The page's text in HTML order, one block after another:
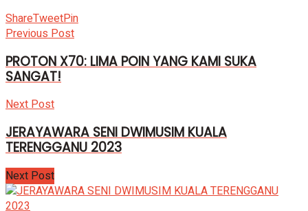
ShareTweetPin
Previous Post
PROTON X70: LIMA POIN YANG KAMI SUKA
SANGAT!
Next Post
JERAYAWARA SENI DWIMUSIM KUALA
TERENGGANU 2023
Next Post